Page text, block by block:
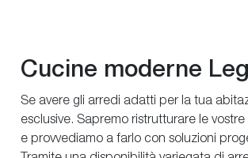
Cucine moderne
Se avere gli arredi adatti per la tua
esclusive. Sapremo ristrutturare le
e provvediamo a farlo con soluzioni